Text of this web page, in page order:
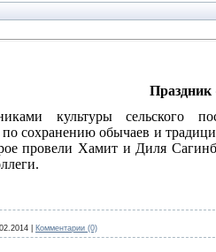
Праздник
культуры сельского
сохранению обычаев и
провели Хамит и Диля
Комментарии (0)